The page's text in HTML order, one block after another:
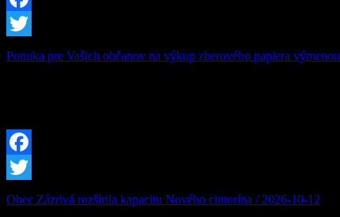
Facebook
Twitter
Ponuka pre Vašich občanov na výkup zberového papiera
Facebook
Twitter
Obec Zázrivá rozšírila kapacitu Nového cintorína / 2026-10-12